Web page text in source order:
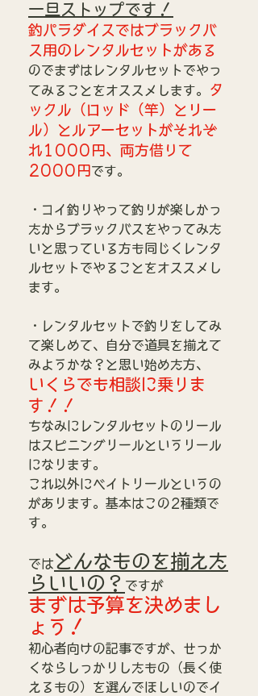
一旦ストップです！
釣パラダイスではブラックバ
ス用のレンタルセットがある
のでまずはレンタルセットでやっ
てみることをオススメします。
タ
ックル（ロッド（竿）とリー
ル）とルアーセットがそれぞ
れ1000円、両方借りて
2000円 です。
・コイ釣りやって釣りが楽しかっ
たからブラックバスをやってみた
いと思っている方も同じくレンタ
ルセットでやることをオススメし
ます。
・レンタルセットで釣りをしてみ
て楽しめて、自分で道具を揃えて
みようかな？と思い始めた方、
いくらでも相談に乗りま
す！！
ちなみにレンタルセットのリール
はスピニングリールというリール
になります。
これ以外にベイトリールというの
があります。基本はこの2種類で
す。
ではどんなものを揃えた
らいいの？ ですが
まずは予算を決めまし
ょう！
初心者向けの記事ですが、せっか
くならしっかりしたもの（長く使
えるもの）を選んでほしいのでイ